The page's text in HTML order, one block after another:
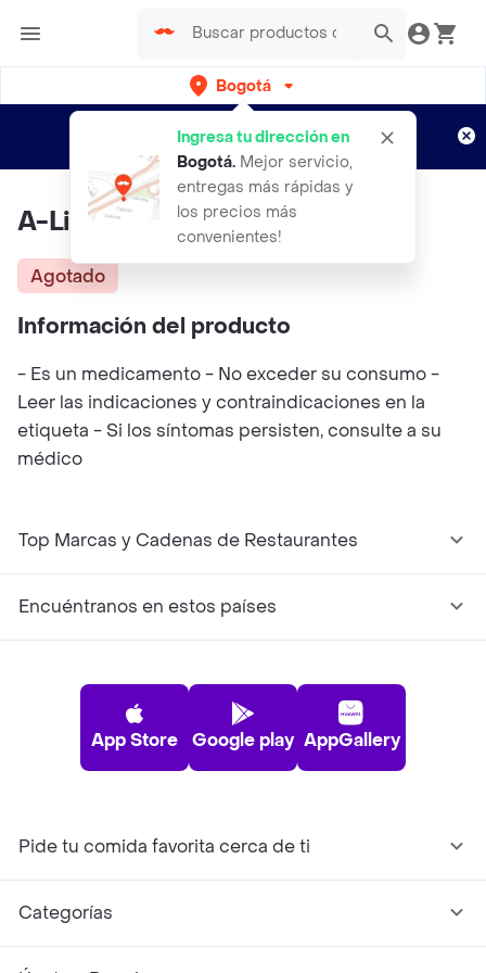
Bogotá
Ingresa tu dirección en
Bogotá. Mejor servicio,
entregas más rápidas y
los precios más
convenientes!
envíos gratis por semanas
Aplican TyC
A-Lipor (600 mg)
Agotado
Información del producto
- Es un medicamento - No exceder su consumo -
Leer las indicaciones y contraindicaciones en la
etiqueta - Si los síntomas persisten, consulte a su
médico
Top Marcas y Cadenas de Restaurantes
Encuéntranos en estos países
App Store Google play AppGallery
Pide tu comida favorita cerca de ti
Categorías